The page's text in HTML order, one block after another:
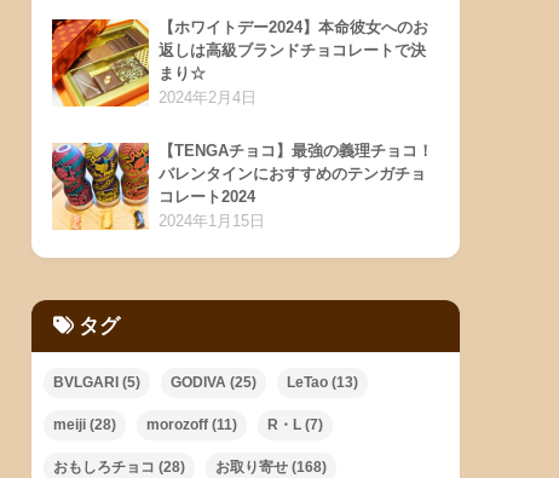
【ホワイトデー2024】本命彼女へのお
返しは高級ブランドチョコレートで決
まり☆
2024年2月4日
【TENGAチョコ】最強の義理チョコ！
バレンタインにおすすめのテンガチョ
コレート2024
2024年1月15日
タグ
BVLGARI (5) GODIVA (25) LeTao (13)
meiji (28) morozoff (11) R・L (7)
おもしろチョコ (28) お取り寄せ (168)